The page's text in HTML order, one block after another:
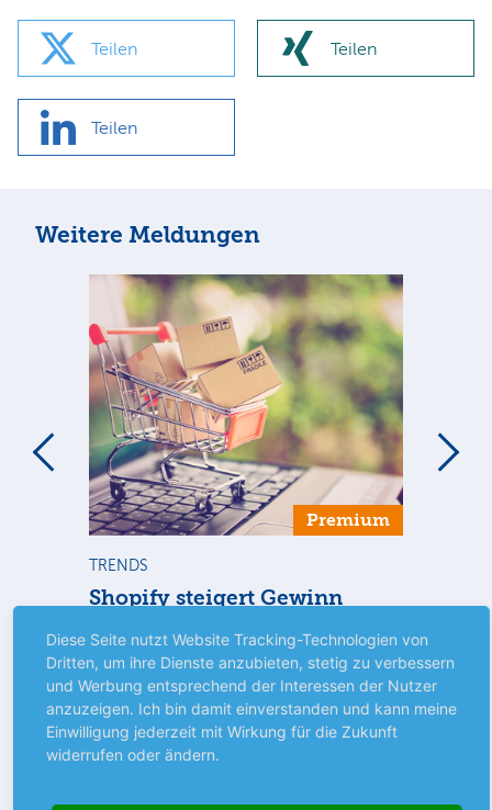
Teilen Teilen
Teilen
Weitere Meldungen
Premium
TRENDS
Shopify steigert Gewinn
Dank eines Anstiegs des
Bruttowarenvolumens um 32 % auf 115,6
Mrd. $ bleibt Shopify weiter optimistisch
gestimmt.mehr
News 06.08.26
Diese Seite nutzt Website Tracking-Technologien von
Dritten, um ihre Dienste anzubieten, stetig zu verbessern
und Werbung entsprechend der Interessen der Nutzer
anzuzeigen. Ich bin damit einverstanden und kann meine
Einwilligung jederzeit mit Wirkung für die Zukunft
widerrufen oder ändern.